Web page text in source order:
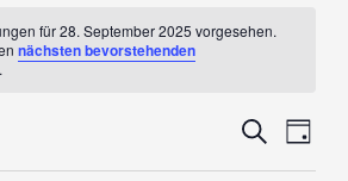
für 28. September 2025 vorgesehen.
nächsten bevorstehenden
.
Suche
Tag